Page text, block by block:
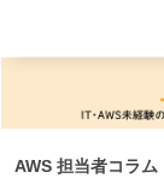
AWS 担当者コラム